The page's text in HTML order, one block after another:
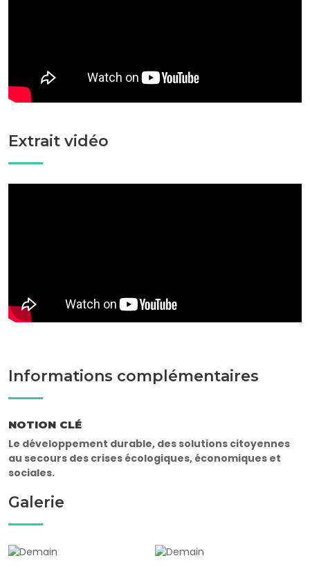
Extrait vidéo
Informations complémentaires
NOTION CLÉ
Le développement durable, des solutions citoyennes
au secours des crises écologiques, économiques et
sociales.
Galerie